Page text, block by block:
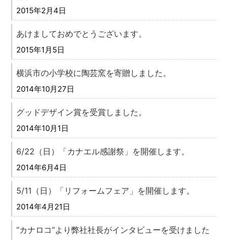
2015年2月4日
あけましておめでとうございます。
2015年1月5日
横浜市の小学校に陶芸窯を寄贈しました。
2014年10月27日
グッドデザイン賞を受賞しました。
2014年10月1日
6/22（日）「カナエル感謝祭」を開催します。
2014年6月4日
5/11（日）「リフォームフェア」を開催します。
2014年4月21日
“カナロコ”より弊社社長がインタビューを受けました